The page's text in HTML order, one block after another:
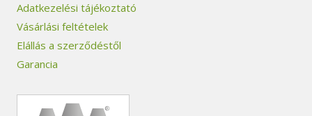
Adatkezelési tájékoztató
Vásárlási feltételek
Elállás a szerződéstől
Garancia